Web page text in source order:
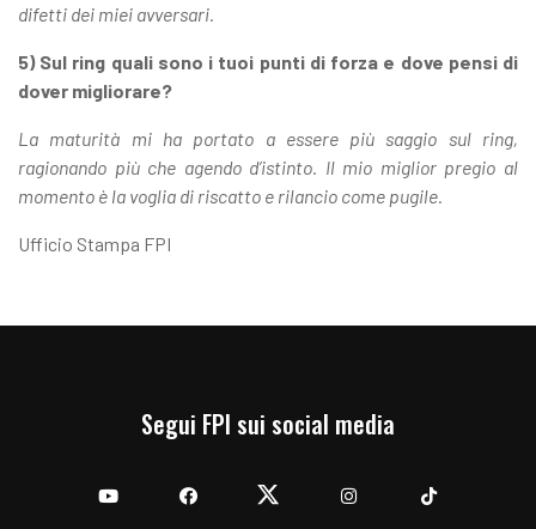
difetti dei miei avversari.
5) Sul ring quali sono i tuoi punti di forza e dove pensi di
dover migliorare?
La maturità mi ha portato a essere più saggio sul ring,
ragionando più che agendo d’istinto. Il mio miglior pregio al
momento è la voglia di riscatto e rilancio come pugile.
Ufficio Stampa FPI
Segui FPI sui social media